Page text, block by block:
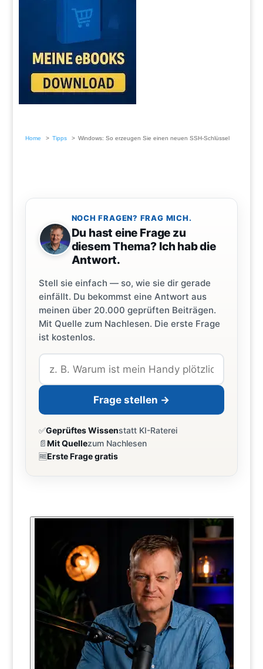
Home Tipps Windows: So erzeugen Sie einen neuen SSH-Schlüssel
NOCH FRAGEN? FRAG MICH.
Du hast eine Frage zu
diesem Thema? Ich hab die
Antwort.
Stell sie einfach — so, wie sie dir gerade
einfällt. Du bekommst eine Antwort aus
meinen über 20.000 geprüften Beiträgen.
Mit Quelle zum Nachlesen. Die erste Frage
ist kostenlos.
Frage stellen →
✅Geprüftes Wissenstatt KI-Raterei
📄Mit Quellezum Nachlesen
🆓Erste Frage gratis